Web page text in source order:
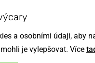
a osobními údaji, aby
je vylepšovat. Více